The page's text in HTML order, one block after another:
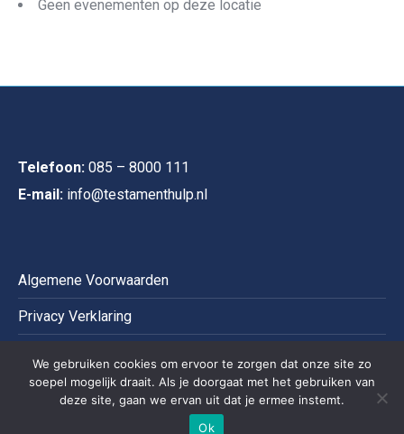
Geen evenementen op deze locatie
Telefoon: 085 – 8000 111
E-mail: info@testamenthulp.nl
Algemene Voorwaarden
Privacy Verklaring
Disclaimer
We gebruiken cookies om ervoor te zorgen dat onze site zo
soepel mogelijk draait. Als je doorgaat met het gebruiken van
deze site, gaan we ervan uit dat je ermee instemt.
Ok